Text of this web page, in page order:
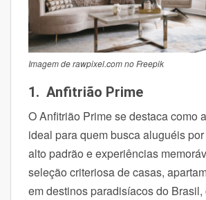
Imagem de rawpixel.com no Freepik
1. Anfitrião Prime
O Anfitrião Prime se destaca como
ideal para quem busca aluguéis
alto padrão e experiências
seleção criteriosa de casas,
em destinos paradisíacos do Brasil,